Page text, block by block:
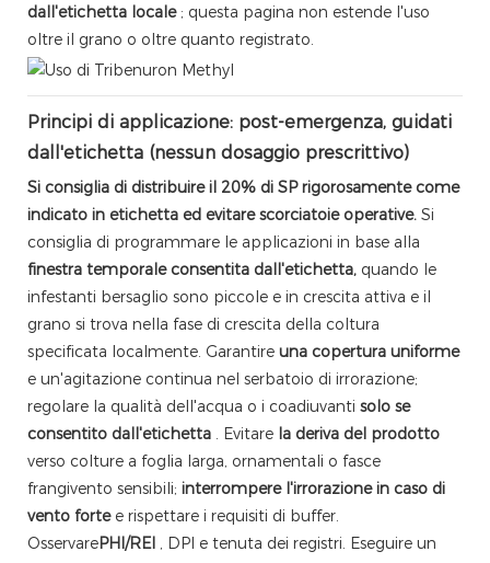
dall'etichetta locale; questa pagina non estende l'uso
oltre il grano o oltre quanto registrato.
Principi di applicazione: post-emergenza, guidati
dall'etichetta (nessun dosaggio prescrittivo)
Si consiglia di distribuire il 20% di SP rigorosamente come
indicato in etichetta ed evitare scorciatoie operative. Si
consiglia di programmare le applicazioni in base alla
finestra temporale consentita dall'etichetta, quando le
infestanti bersaglio sono piccole e in crescita attiva e il
grano si trova nella fase di crescita della coltura
specificata localmente. Garantire una copertura uniforme
e un'agitazione continua nel serbatoio di irrorazione;
regolare la qualità dell'acqua o i coadiuvanti solo se
consentito dall'etichetta . Evitare la deriva del prodotto
verso colture a foglia larga, ornamentali o fasce
frangivento sensibili; interrompere l'irrorazione in caso di
vento fortee rispettare i requisiti di buffer.
OsservarePHI/REI , DPI e tenuta dei registri. Eseguire un